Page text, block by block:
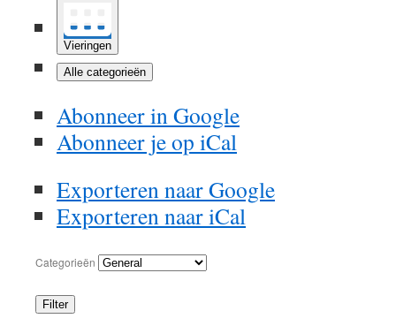
Vieringen
Alle categorieën
Abonneer inGoogle
Abonneer je op iCal
Exporteren naarGoogle
Exporteren naariCal
Categorieën
Filter
Categorieën